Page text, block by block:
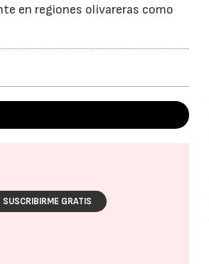
en regiones olivareras como
SUSCRIBIRME GRATIS
30/07/2026